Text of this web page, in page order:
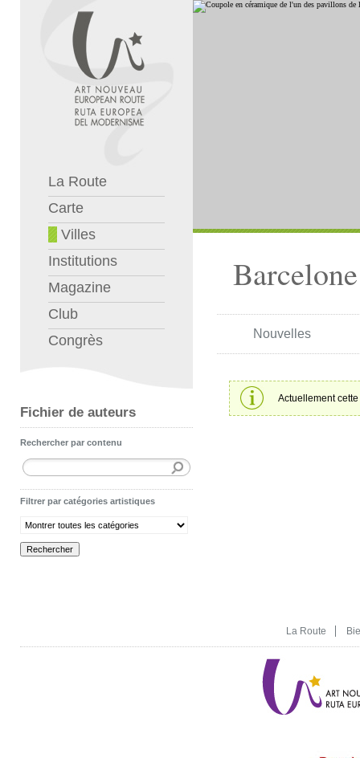
La Route
Carte
Villes
Institutions
Magazine
Club
Congrès
Fichier de auteurs
Rechercher par contenu
Filtrer par catégories artistiques
Barcelone
Nouvelles
Actuellement
La Route